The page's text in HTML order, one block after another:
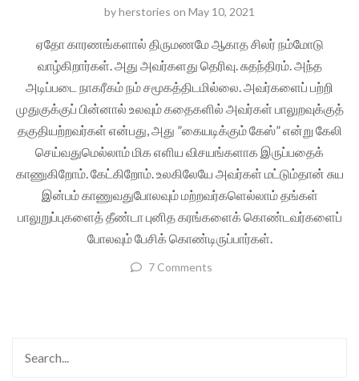
byherstories on May 10, 2021
ஏதோ காரணங்களால் திருமணமே ஆகாத சிலர் நம்மோடு
வாழ்கிறார்கள். அது அவர்களது தெரிவு. சுதந்திரம். அந்த
அடிப்படை நாகரீகம் நம் சமூகத்திடமில்லை. அவர்களைப் பற்றி
முதுகுக்குப் பின்னால் உலவும் கதைகளில் அவர்கள் பாலுறவுக்குத்
தகுதியற்றவர்கள் என்பது, அது ”கையடிக்கும் கேஸ்” என்று கேலி
செய்வதுமெல்லாம் மிக எளிய விசயங்களாக இருப்பதைக்
காணுகிறோம். கேட்கிறோம். உலகிலேயே அவர்கள் மட்டும்தான் சுய
இன்பம் காணுவதுபோலவும் மற்றவர்களெல்லாம் தங்கள்
பாலுறுப்புகளைத் தீண்டா புனித கரங்களைக் கொண்டவர்களைப்
போலவும் பேசிக் கொண்டிருப்பார்கள்.
7 Comments